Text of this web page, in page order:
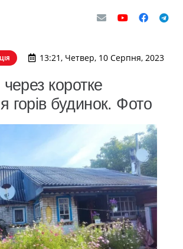
13:21, Четвер, 10 Серпня, 2023
коротке
горів будинок. Фото